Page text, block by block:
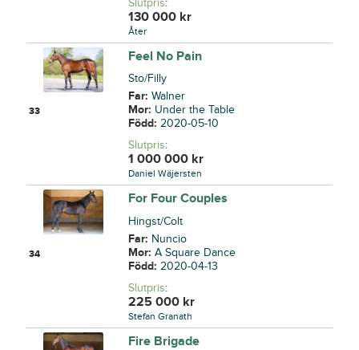
130 000 kr
Åter
33
Feel No Pain
Sto/Filly
Far:Walner
Mor: Under the Table
Född:2020-05-10
Slutpris:
1 000 000 kr
Daniel Wäjersten
34
For Four Couples
Hingst/Colt
Far: Nuncio
Mor:A Square Dance
Född:2020-04-13
Slutpris:
225 000 kr
Stefan Granath
Fire Brigade